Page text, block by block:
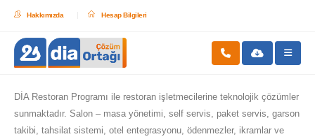
Hakkımızda Hesap Bilgileri
DİA Restoran Programı ile restoran işletmecilerine teknolojik çözümler
sunmaktadır. Salon – masa yönetimi, self servis, paket servis, garson
takibi, tahsilat sistemi, otel entegrasyonu, ödenmezler, ikramlar ve